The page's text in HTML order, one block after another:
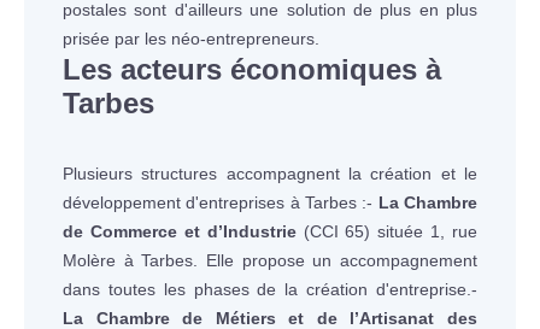
postales sont d'ailleurs une solution de plus en plus
prisée par les néo-entrepreneurs.
Les acteurs économiques à
Tarbes
Plusieurs structures accompagnent la création et le
développement d'entreprises à Tarbes :- La Chambre
de Commerce et d’Industrie(CCI 65) située 1, rue
Molère à Tarbes. Elle propose un accompagnement
dans toutes les phases de la création d'entreprise.-
La Chambre de Métiers et de l’Artisanat des